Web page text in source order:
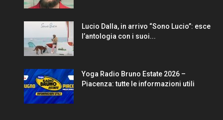
Lucio Dalla, in arrivo “Sono Lucio”: esce
l’antologia con i suoi...
Yoga Radio Bruno Estate 2026 –
Piacenza: tutte le informazioni utili